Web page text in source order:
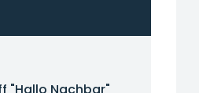
"Hallo Nachbar"